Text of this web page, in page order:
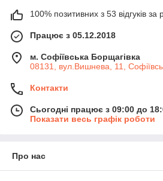
100% позитивних з 53 відгуків за
Працює з 05.12.2018
м. Софіївська Борщагівка
08131, вул.Вишнева, 11,
Контакти
Сьогодні працює з 09:00 до
Показати весь графік роботи
Про нас